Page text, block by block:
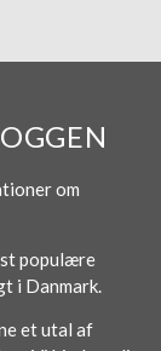
om
populære
i Danmark.
et utal af